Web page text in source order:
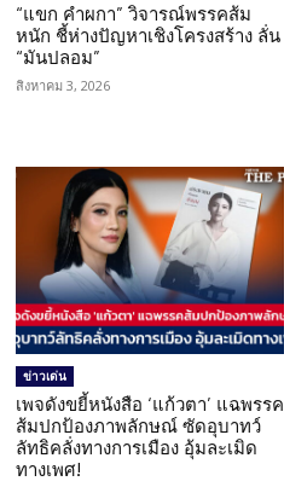
“แขก คำผกา” วิจารณ์พรรคส้ม
หนัก ชี้ห่างปัญหาเชิงโครงสร้าง ลั่น
“มันปลอม”
สิงหาคม 3, 2026
ข่าวเด่น
เพจดังขยี้หนังสือ ‘แก้วตา’ แฉพรรค
ส้มปกป้องภาพลักษณ์ ซัดอุบาทว์
ลัทธิคลั่งทางการเมือง อุ้มละเมิด
ทางเพศ!